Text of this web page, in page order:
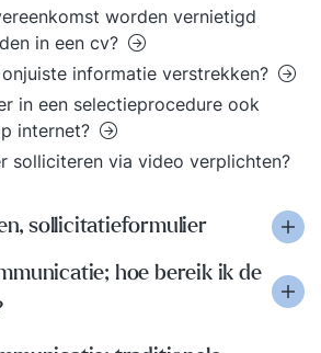
worden vernietigd
in een cv?
informatie verstrekken?
in een selectieprocedure ook
internet?
solliciteren via video verplichten?
sollicitatieformulier
hoe bereik ik de